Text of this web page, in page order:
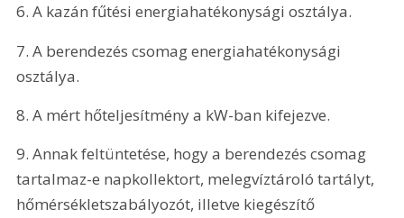
6. A kazán fűtési energiahatékonysági osztálya.
7. A berendezés csomag energiahatékonysági
osztálya.
8. A mért hőteljesítmény a kW-ban kifejezve.
9. Annak feltüntetése, hogy a berendezés csomag
tartalmaz-e napkollektort, melegvíztároló tartályt,
hőmérsékletszabályozót, illetve kiegészítő